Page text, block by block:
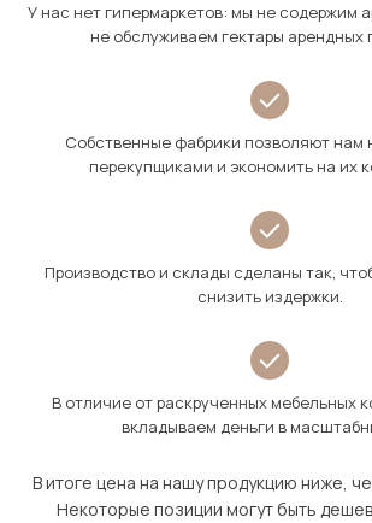
У нас нет гипермаркетов: мы не содержим
не обслуживаем гектары арендных
Собственные фабрики позволяют нам
перекупщиками и экономить на их
Производство и склады сделаны так,
снизить издержки.
В отличие от раскрученных мебельных
вкладываем деньги в
В итоге цена на нашу продукцию ниже,
Некоторые позиции могут быть